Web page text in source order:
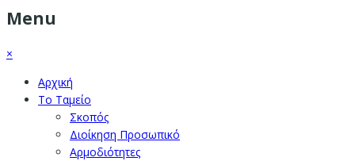
Menu
×
Αρχική
Το Ταμείο
Σκοπός
Διοίκηση Προσωπικό
Αρμοδιότητες